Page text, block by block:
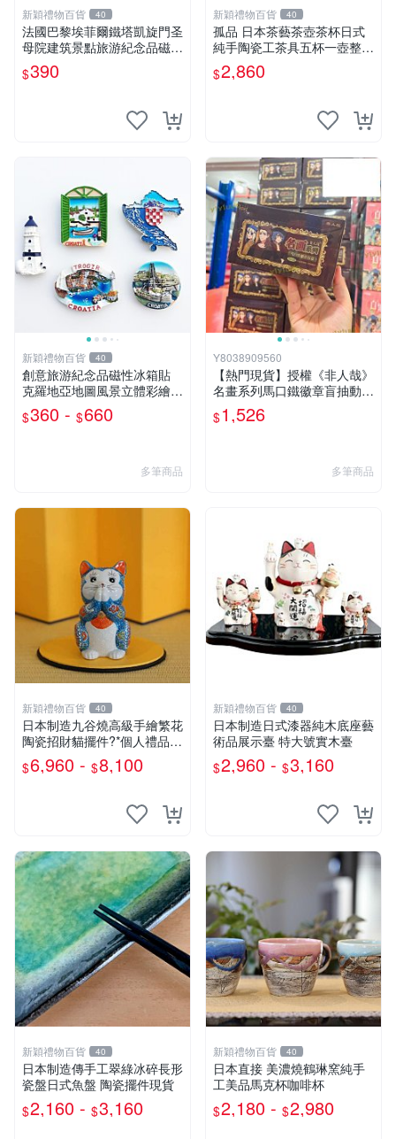
新穎禮物百貨 40
法國巴黎埃菲爾鐵塔凱旋門圣
母院建筑景點旅游紀念品磁貼
冰箱貼
$390
新穎禮物百貨 40
孤品 日本茶藝茶壺茶杯日式
純手陶瓷工茶具五杯一壺整套
價格
$2,860
新穎禮物百貨 40
創意旅游紀念品磁性冰箱貼
克羅地亞地圖風景立體彩繪裝
飾藝術品
$360 - $660
多筆商品
Y8038909560
【熱門現貨】授權《非人哉》
名畫系列馬口鐵徽章盲抽動漫
穀子二次元周邊
$1,526
多筆商品
新穎禮物百貨 40
日本制造九谷燒高級手繪繁花
陶瓷招財貓擺件?*個人禮品禮
物
$6,960 - $8,100
新穎禮物百貨 40
日本制造日式漆器純木底座藝
術品展示臺 特大號實木臺
$2,960 - $3,160
新穎禮物百貨 40
日本制造傳手工翠綠冰碎長形
瓷盤日式魚盤 陶瓷擺件現貨
$2,160 - $3,160
新穎禮物百貨 40
日本直接 美濃燒鶴琳窯純手
工美品馬克杯咖啡杯
$2,180 - $2,980